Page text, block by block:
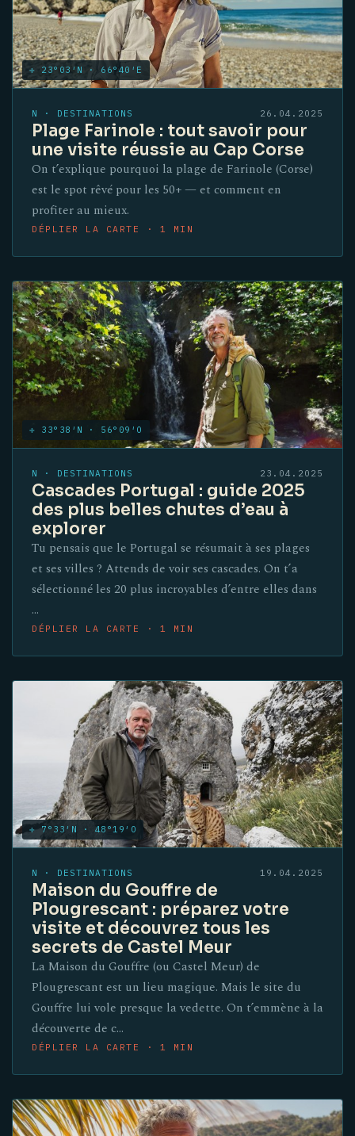
✛ 23°03′N · 66°40′E
N · DESTINATIONS 26.04.2025
Plage Farinole : tout savoir pour
une visite réussie au Cap Corse
On t’explique pourquoi la plage de Farinole (Corse)
est le spot rêvé pour les 50+ — et comment en
profiter au mieux.
DÉPLIER LA CARTE · 1 MIN
✛ 33°38′N · 56°09′O
N · DESTINATIONS 23.04.2025
Cascades Portugal : guide 2025
des plus belles chutes d’eau à
explorer
Tu pensais que le Portugal se résumait à ses plages
et ses villes ? Attends de voir ses cascades. On t’a
sélectionné les 20 plus incroyables d’entre elles dans
…
DÉPLIER LA CARTE · 1 MIN
✛ 7°33′N · 48°19′O
N · DESTINATIONS 19.04.2025
Maison du Gouffre de
Plougrescant : préparez votre
visite et découvrez tous les
secrets de Castel Meur
La Maison du Gouffre (ou Castel Meur) de
Plougrescant est un lieu magique. Mais le site du
Gouffre lui vole presque la vedette. On t’emmène à la
découverte de c…
DÉPLIER LA CARTE · 1 MIN